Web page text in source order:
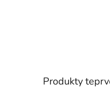
Produkty